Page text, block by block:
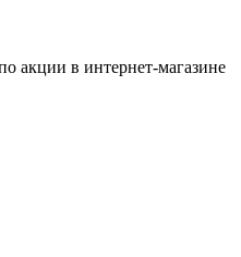
акции в интернет-магазине